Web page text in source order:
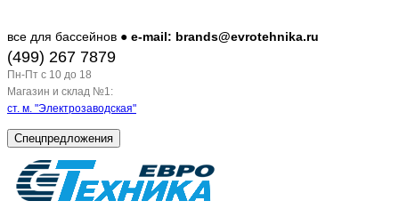
все для бассейнов ● e-mail: brands@evrotehnika.ru
(499) 267 7879
Пн-Пт c 10 до 18
Магазин и склад №1:
ст. м. "Электрозаводская"
Спецпредложения